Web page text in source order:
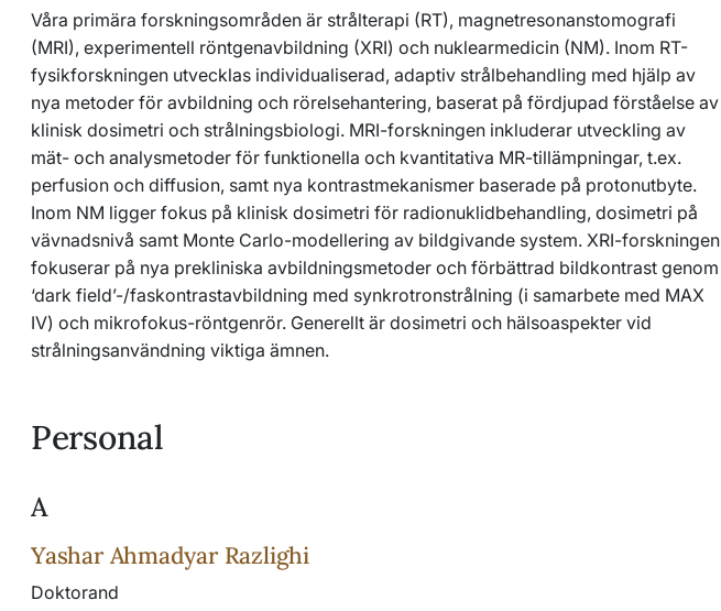
Våra primära forskningsområden är strålterapi (RT), magnetresonanstomografi
(MRI), experimentell röntgenavbildning (XRI) och nuklearmedicin (NM). Inom RT-
fysikforskningen utvecklas individualiserad, adaptiv strålbehandling med hjälp av
nya metoder för avbildning och rörelsehantering, baserat på fördjupad förståelse av
klinisk dosimetri och strålningsbiologi. MRI-forskningen inkluderar utveckling av
mät- och analysmetoder för funktionella och kvantitativa MR-tillämpningar, t.ex.
perfusion och diffusion, samt nya kontrastmekanismer baserade på protonutbyte.
Inom NM ligger fokus på klinisk dosimetri för radionuklidbehandling, dosimetri på
vävnadsnivå samt Monte Carlo-modellering av bildgivande system. XRI-forskningen
fokuserar på nya prekliniska avbildningsmetoder och förbättrad bildkontrast genom
‘dark field’-/faskontrastavbildning med synkrotronstrålning (i samarbete med MAX
IV) och mikrofokus-röntgenrör. Generellt är dosimetri och hälsoaspekter vid
strålningsanvändning viktiga ämnen.
Personal
A
Yashar Ahmadyar Razlighi
Doktorand